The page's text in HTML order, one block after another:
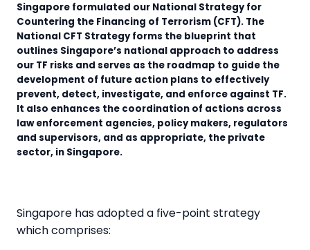
Singapore formulated our National Strategy for
Countering the Financing of Terrorism (CFT). The
National CFT Strategy forms the blueprint that
outlines Singapore’s national approach to address
our TF risks and serves as the roadmap to guide the
development of future action plans to effectively
prevent, detect, investigate, and enforce against TF.
It also enhances the coordination of actions across
law enforcement agencies, policy makers, regulators
and supervisors, and as appropriate, the private
sector, in Singapore.
Singapore has adopted a five-point strategy
which comprises: